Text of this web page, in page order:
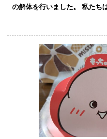
の解体を行いました。 私たち